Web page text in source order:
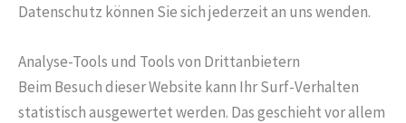
Datenschutz können Sie sich jederzeit an uns wenden.
Analyse-Tools und Tools von Dritt­anbietern
Beim Besuch dieser Website kann Ihr Surf-Verhalten
statistisch ausgewertet werden. Das geschieht vor allem